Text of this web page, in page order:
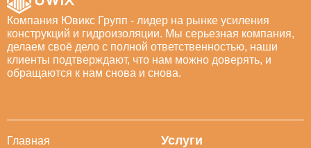
Компания Ювикс Групп - лидер на рынке усиления
конструкций и гидроизоляции. Мы серьезная компания,
делаем своё дело с полной ответственностью, наши
клиенты подтверждают, что нам можно доверять, и
обращаются к нам снова и снова.
Главная
Услуги